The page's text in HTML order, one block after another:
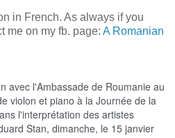
in French. As always if you
me on my fb. page: A Romanian
avec l'Ambassade de Roumanie au
violon et piano à la Journée de la
l'interprétation des artistes
Stan, dimanche, le 15 janvier